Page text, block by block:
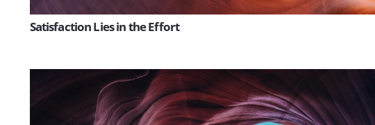
Satisfaction Lies in the Effort